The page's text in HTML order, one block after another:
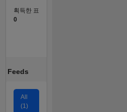
획득한 표
0
Feeds
All
(1)